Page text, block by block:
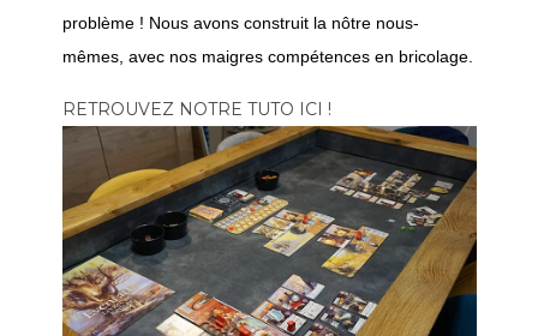
problème ! Nous avons construit la nôtre nous-
mêmes, avec nos maigres compétences en bricolage.
RETROUVEZ NOTRE TUTO ICI !